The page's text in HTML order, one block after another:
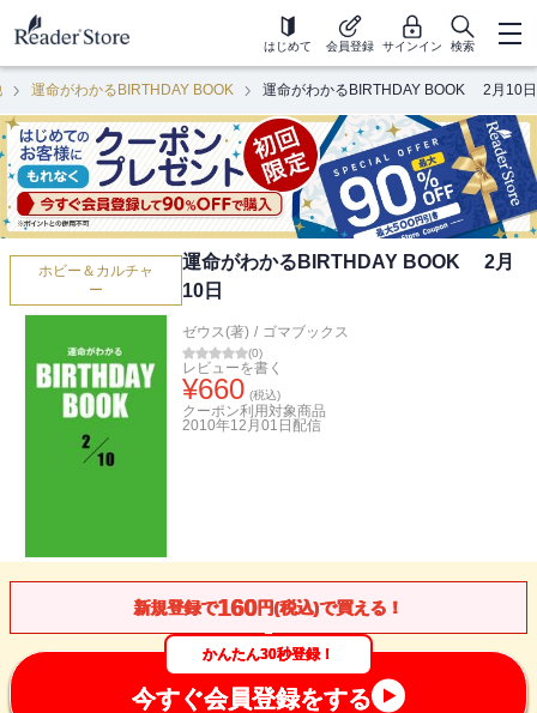
はじめて 会員登録 サインイン 検索
運命がわかるBIRTHDAY BOOK 運命がわかるBIRTHDAY BOOK 2月10日
ホビー＆カルチャ
ー
運命がわかるBIRTHDAY BOOK 2月
10日
ゼウス(著) / ゴマブックス
(0)
レビューを書く
¥660 (税込)
クーポン利用対象商品
2010年12月01日 配信
新規登録で160円(税込)で買える！
かんたん30秒登録！
今すぐ会員登録をする